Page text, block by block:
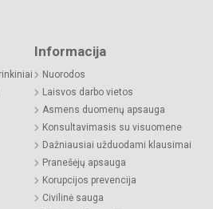
Informacija
Nuorodos
Laisvos darbo vietos
Asmens duomenų apsauga
Konsultavimasis su visuomene
Dažniausiai užduodami klausimai
Pranešėjų apsauga
Korupcijos prevencija
Civilinė sauga